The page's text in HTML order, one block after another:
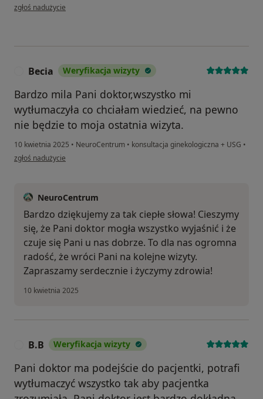
w opinii użytkownika Patrycja
zgłoś nadużycie
Becia Weryfikacja wizyty
Bardzo mila Pani doktor,wszystko mi
wytłumaczyła co chciałam wiedzieć, na pewno
nie będzie to moja ostatnia wizyta.
10 kwietnia 2025 • NeuroCentrum • konsultacja ginekologiczna + USG •
w opinii użytkownika Becia
zgłoś nadużycie
NeuroCentrum
Bardzo dziękujemy za tak ciepłe słowa! Cieszymy
się, że Pani doktor mogła wszystko wyjaśnić i że
czuje się Pani u nas dobrze. To dla nas ogromna
radość, że wróci Pani na kolejne wizyty.
Zapraszamy serdecznie i życzymy zdrowia!
10 kwietnia 2025
B.B Weryfikacja wizyty
Pani doktor ma podejście do pacjentki, potrafi
wytłumaczyć wszystko tak aby pacjentka